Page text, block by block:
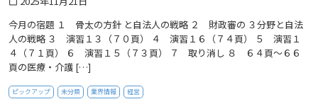
今月の宿題 １ 骨太の方針 と自法人の戦略 ２ 財政審の ３分野と自法
人の戦略 ３ 演習１３（７０頁） ４ 演習１６（７４頁） ５ 演習１
４（７１頁） ６ 演習１５（７３頁） ７ 取り消し ８ ６４頁〜６６
頁の医療・介護 […]
ピックアップ 未分類 業界情報 経営